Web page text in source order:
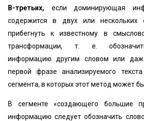
В-третьих, если доминирующая
содержится в двух или нескольких
прибегнуть к известному в
трансформации, т. е.
информацию другим словом или
первой фразе анализируемого
сегмента, в которых этот метод может
В сегменте «создающего большие
информацию следует обозначить